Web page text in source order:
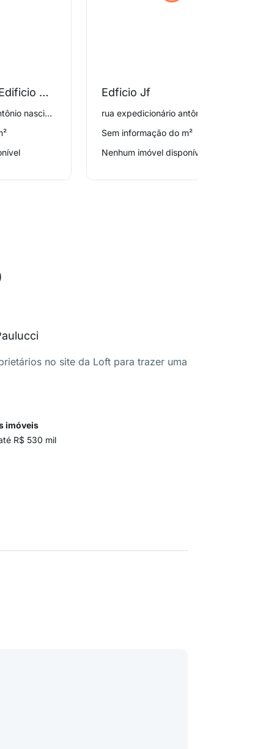
Condominio do Edificio Dona Violantina
rua expedicionário antônio nascimento 96, Palmares
Edficio Jf
Sem informação do m²
Nenhum imóvel disponível
no site da Loft para trazer uma
imóveis
R$ 530 mil